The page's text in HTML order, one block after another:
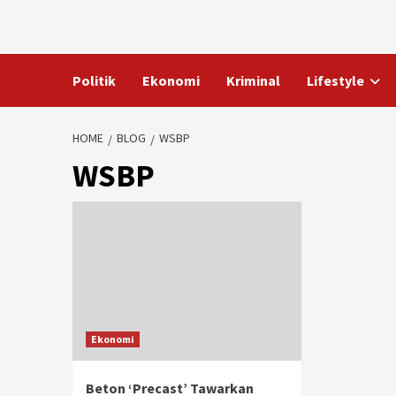
Politik Ekonomi Kriminal Lifestyle
HOME BLOG WSBP
WSBP
Ekonomi
Beton ‘Precast’ Tawarkan